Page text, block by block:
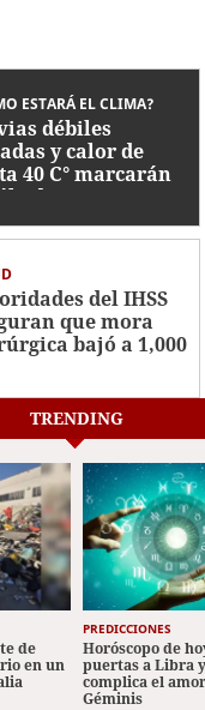
ESTARÁ EL CLIMA?
débiles
y calor de
40 C° marcarán
del IHSS
que mora
bajó a 1,000
TRENDING
de
en un
PREDICCIONES
Horóscopo de
puertas a Libra y
complica el
Géminis